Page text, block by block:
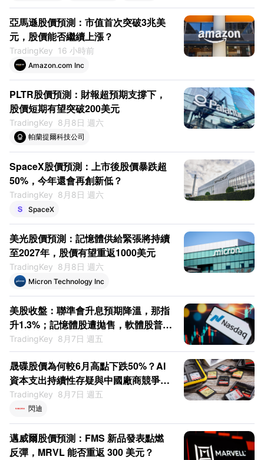
亞馬遜股價預測：市值首次突破3兆美
元，股價能否繼續上漲？
Amazon.com Inc
TradingKey 16 小時前
PLTR股價預測：財報超預期支撐下，
股價短期有望突破200美元
帕蘭提爾科技公司
TradingKey 8月8日 週六
SpaceX股價預測：上市後股價暴跌超
50%，今年還會再創新低？
SpaceX
TradingKey 8月8日 週六
美光股價預測：記憶體供給緊張將持續
至2027年，股價有望重返1000美元
Micron Technology Inc
TradingKey 8月8日 週六
美股收盤：聯準會升息預期降溫，那指
升1.3%；記憶體股遭拋售，軟體股普
漲；SpaceX暴升15.83%
TradingKey 8月7日 週五
晟碟股價為何較6月高點下跌50%？AI
資本支出持續性存疑與中國廠商競爭力
提升
閃迪
TradingKey 8月7日 週五
邁威爾股價預測：FMS 新品發表點燃
反彈，MRVL 能否重返 300 美元？